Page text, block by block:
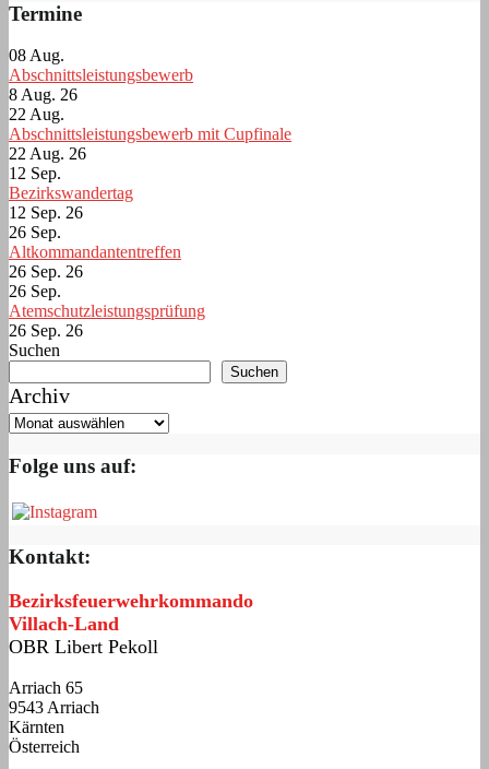
Termine
08 Aug.
Abschnittsleistungsbewerb
8 Aug. 26
22 Aug.
Abschnittsleistungsbewerb mit Cupfinale
22 Aug. 26
12 Sep.
Bezirkswandertag
12 Sep. 26
26 Sep.
Altkommandantentreffen
26 Sep. 26
26 Sep.
Atemschutzleistungsprüfung
26 Sep. 26
Suchen
Suchen
Archiv
Folge uns auf:
Kontakt:
Bezirksfeuerwehrkommando
Villach-Land
OBR Libert Pekoll
Arriach 65
9543 Arriach
Kärnten
Österreich